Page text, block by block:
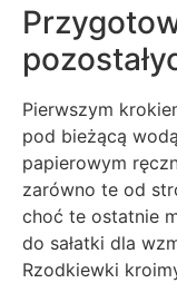
Pierwszym
pod bieżącą
papierowym
zarówno te od
choć te ostatnie
do sałatki dla
Rzodkiewki